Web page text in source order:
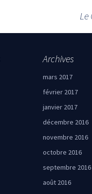
Le
Archives
mars 2017
février 2017
janvier 2017
décembre 2016
novembre 2016
octobre 2016
septembre 2016
août 2016